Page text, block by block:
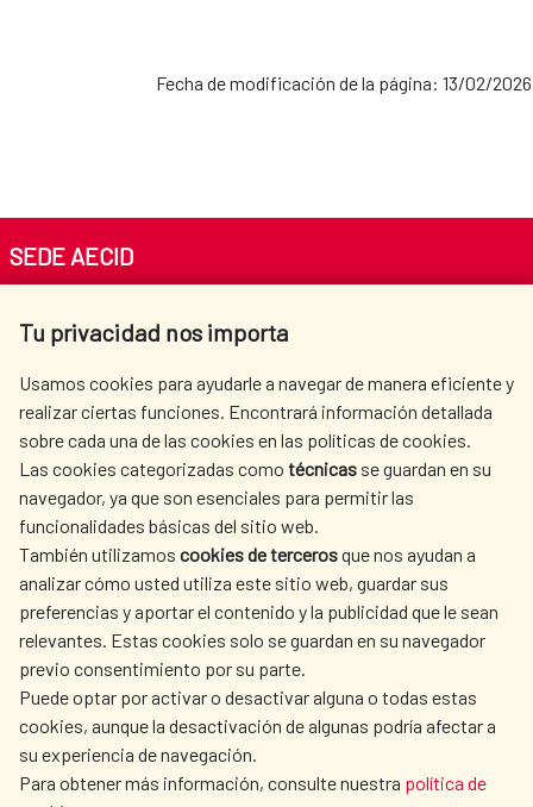
Fecha de modificación de la página: 13/02/2026
Tu privacidad nos importa
Usamos cookies para ayudarle a navegar de manera eficiente y
realizar ciertas funciones. Encontrará información detallada
sobre cada una de las cookies en las políticas de cookies.
Las cookies categorizadas como técnicas se guardan en su
navegador, ya que son esenciales para permitir las
funcionalidades básicas del sitio web.
También utilizamos cookies de tercerosque nos ayudan a
analizar cómo usted utiliza este sitio web, guardar sus
preferencias y aportar el contenido y la publicidad que le sean
relevantes. Estas cookies solo se guardan en su navegador
previo consentimiento por su parte.
Puede optar por activar o desactivar alguna o todas estas
cookies, aunque la desactivación de algunas podría afectar a
su experiencia de navegación.
Para obtener más información, consulte nuestra política de
SEDE AECID
Tel. +34 900 20 30 54​​​​​​​
AECID
WHERE DO WE COOPERATE?
SPANISH HUMANITARIAN
ACTION
PRESS ROOM
CULTURE AND SCIENCE LIBRARY
OUR SOCIAL MEDIA